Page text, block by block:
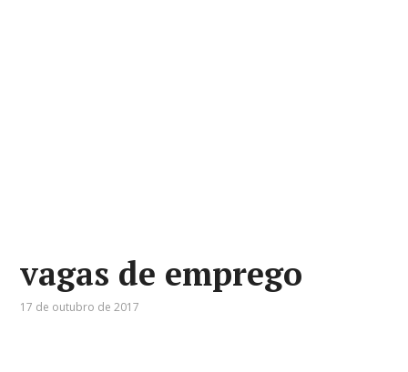
vagas de emprego
17 de outubro de 2017